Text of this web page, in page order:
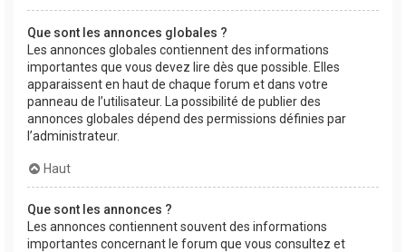
Que sont les annonces globales ?
Les annonces globales contiennent des informations
importantes que vous devez lire dès que possible. Elles
apparaissent en haut de chaque forum et dans votre
panneau de l’utilisateur. La possibilité de publier des
annonces globales dépend des permissions définies par
l’administrateur.
Haut
Que sont les annonces ?
Les annonces contiennent souvent des informations
importantes concernant le forum que vous consultez et